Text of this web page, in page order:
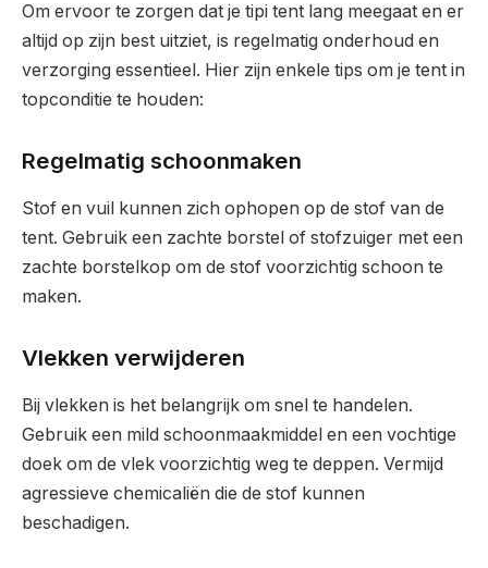
Om ervoor te zorgen dat je tipi tent lang meegaat en er
altijd op zijn best uitziet, is regelmatig onderhoud en
verzorging essentieel. Hier zijn enkele tips om je tent in
topconditie te houden:
Regelmatig schoonmaken
Stof en vuil kunnen zich ophopen op de stof van de
tent. Gebruik een zachte borstel of stofzuiger met een
zachte borstelkop om de stof voorzichtig schoon te
maken.
Vlekken verwijderen
Bij vlekken is het belangrijk om snel te handelen.
Gebruik een mild schoonmaakmiddel en een vochtige
doek om de vlek voorzichtig weg te deppen. Vermijd
agressieve chemicaliën die de stof kunnen
beschadigen.